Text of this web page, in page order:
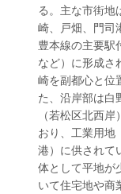
る。主な市街地
崎、戸畑、門司
豊本線の主要駅
など）に形成さ
崎を副都心と位
た、沿岸部は白
（若松区北西
おり、工業用地
港）に供されて
体として平地が
いて住宅地や商